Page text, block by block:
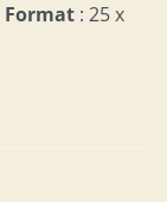
Format : 25 x